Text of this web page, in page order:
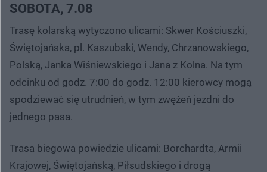
SOBOTA, 7.08
Trasę kolarską wytyczono ulicami: Skwer Kościuszki,
Świętojańska, pl. Kaszubski, Wendy, Chrzanowskiego,
Polską, Janka Wiśniewskiego i Jana z Kolna. Na tym
odcinku od godz. 7:00 do godz. 12:00 kierowcy mogą
spodziewać się utrudnień, w tym zwężeń jezdni do
jednego pasa.
Trasa biegowa powiedzie ulicami: Borchardta, Armii
Krajowej, Świętojańską, Piłsudskiego i drogą